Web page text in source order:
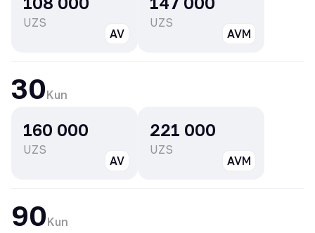
UZS
AV
UZS
AVM
30Kun
160 000
UZS
AV
221 000
UZS
AVM
90Kun